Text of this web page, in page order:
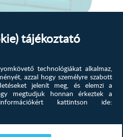
kényelmes és az Öné! Keresse
sarok...
tájékoztató
technológiákat alkalmaz,
azzal hogy személyre szabott
jelenít meg, és elemzi a
megtudjuk honnan érkeztek a
kattintson ide: